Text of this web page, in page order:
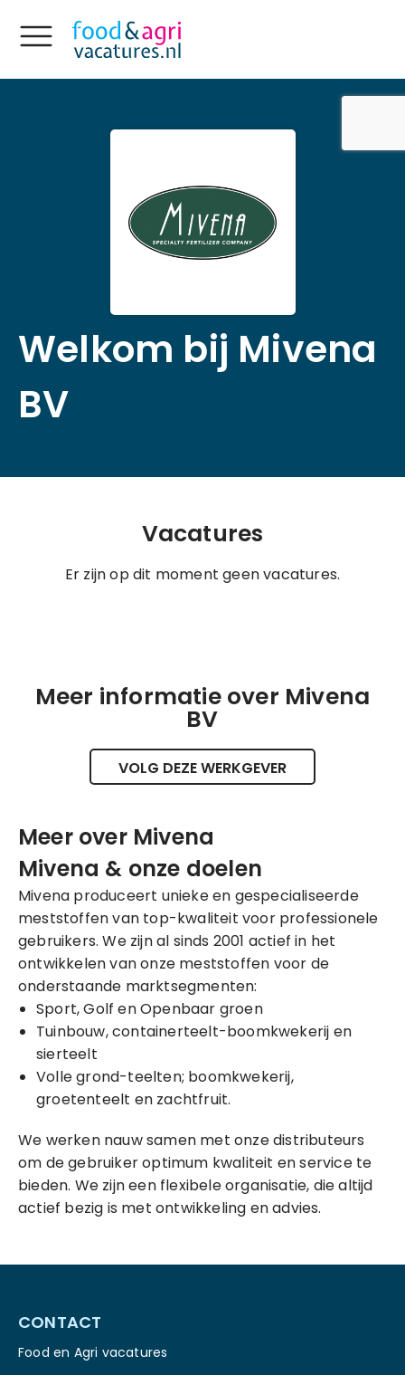
Welkom bij Mivena
BV
Vacatures
Er zijn op dit moment geen vacatures.
Meer informatie over Mivena
BV
VOLG DEZE WERKGEVER
Meer over Mivena
Mivena & onze doelen
Mivena produceert unieke en gespecialiseerde
meststoffen van top-kwaliteit voor professionele
gebruikers. We zijn al sinds 2001 actief in het
ontwikkelen van onze meststoffen voor de
onderstaande marktsegmenten:
Sport, Golf en Openbaar groen
Tuinbouw, containerteelt-boomkwekerij en
sierteelt
Volle grond-teelten; boomkwekerij,
groetenteelt en zachtfruit.
We werken nauw samen met onze distributeurs
om de gebruiker optimum kwaliteit en service te
bieden. We zijn een flexibele organisatie, die altijd
actief bezig is met ontwikkeling en advies.
CONTACT
Food en Agri vacatures